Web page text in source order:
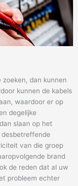
dan kunnen
kunnen de kabels
waardoor er op
degelijke
slaan op het
van die groep
brand
de reden dat al uw
probleem echter